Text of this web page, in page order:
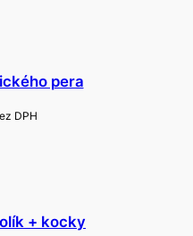
pera
DPH
+ kocky